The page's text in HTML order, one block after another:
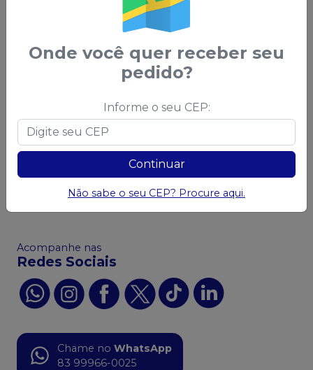
Central do Cliente
Política de Frete
Política de Trocas e
Devoluções
Código de Defesa do
Consumidor
Privacidade e
Segurança
LGPD
Acompanhe nas
Redes Sociais
Chame no WhatsApp
83 99966-0025
Onde você quer receber seu
pedido?
Informe o seu CEP:
Continuar
Não sabe o seu CEP? Procure aqui.